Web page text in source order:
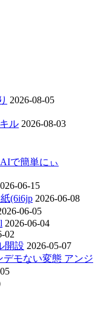
2026-08-05
ル 2026-08-03
で簡単にぃ
06-15
(6i6jp 2026-06-08
06-05
2026-06-04
02
開設 2026-05-07
デモない変態 アンジ